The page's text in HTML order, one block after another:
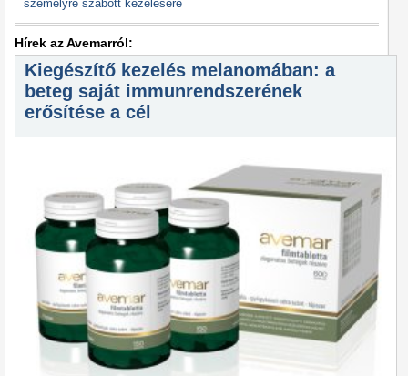
személyre szabott kezelésére
Hírek az Avemarról:
Kiegészítő kezelés melanomában: a
beteg saját immunrendszerének
erősítése a cél